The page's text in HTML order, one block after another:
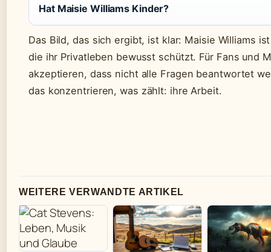
Hat Maisie Williams Kinder?
Das Bild, das sich ergibt, ist klar: Maisie Williams
die ihr Privatleben bewusst schützt. Für Fans und
akzeptieren, dass nicht alle Fragen beantwortet
das konzentrieren, was zählt: ihre Arbeit.
WEITERE VERWANDTE ARTIKEL